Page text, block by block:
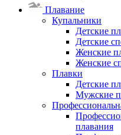
Плавание
Купальники
Детские
Детские
Женские
Женские
Плавки
Детские
Мужские
плавания